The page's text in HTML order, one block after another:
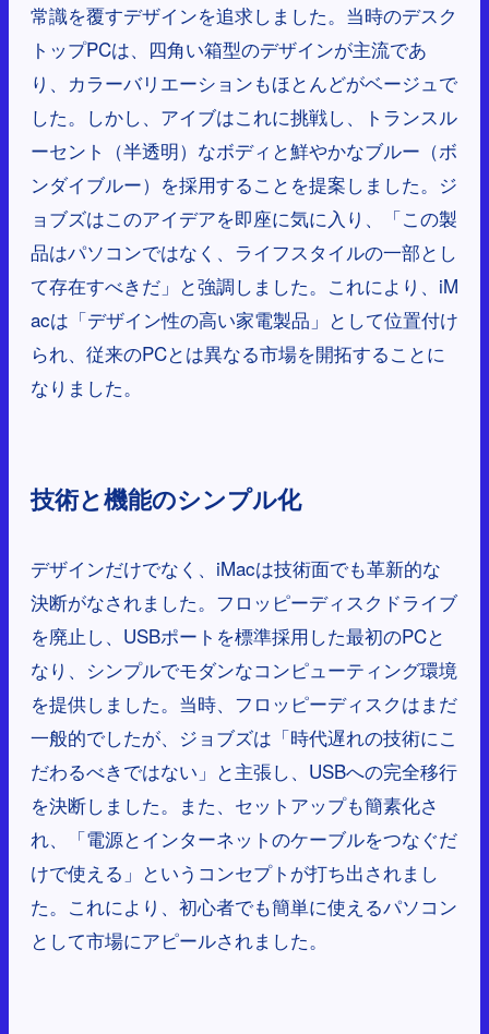
常識を覆すデザインを追求しました。当時のデスク
トップPCは、四角い箱型のデザインが主流であ
り、カラーバリエーションもほとんどがベージュで
した。しかし、アイブはこれに挑戦し、トランスル
ーセント（半透明）なボディと鮮やかなブルー（ボ
ンダイブルー）を採用することを提案しました。ジ
ョブズはこのアイデアを即座に気に入り、「この製
品はパソコンではなく、ライフスタイルの一部とし
て存在すべきだ」と強調しました。これにより、iM
acは「デザイン性の高い家電製品」として位置付け
られ、従来のPCとは異なる市場を開拓することに
なりました。
技術と機能のシンプル化
デザインだけでなく、iMacは技術面でも革新的な
決断がなされました。フロッピーディスクドライブ
を廃止し、USBポートを標準採用した最初のPCと
なり、シンプルでモダンなコンピューティング環境
を提供しました。当時、フロッピーディスクはまだ
一般的でしたが、ジョブズは「時代遅れの技術にこ
だわるべきではない」と主張し、USBへの完全移行
を決断しました。また、セットアップも簡素化さ
れ、「電源とインターネットのケーブルをつなぐだ
けで使える」というコンセプトが打ち出されまし
た。これにより、初心者でも簡単に使えるパソコン
として市場にアピールされました。